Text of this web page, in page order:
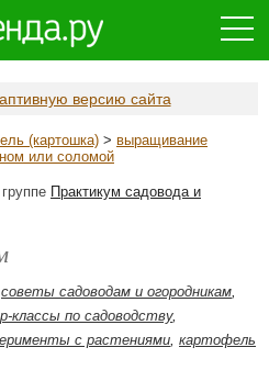
версию сайта
(картошка) > выращивание
или соломой
Практикум садовода и
советы садоводам и огородникам,
классы по садоводству,
с растениями, картофель